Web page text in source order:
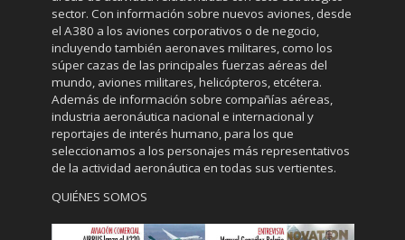
sector. Con información sobre nuevos aviones, desde
el A380 a los aviones corporativos o de negocio,
incluyendo también aeronaves militares, como los
súper cazas de las principales fuerzas aéreas del
mundo, aviones militares, helicópteros, etcétera.
Además de información sobre compañías aéreas,
industria aeronáutica nacional e internacional y
reportajes de interés humano, para los que
seleccionamos a los personajes más representativos
de la actividad aeronáutica en todas sus vertientes.
QUIÉNES SOMOS